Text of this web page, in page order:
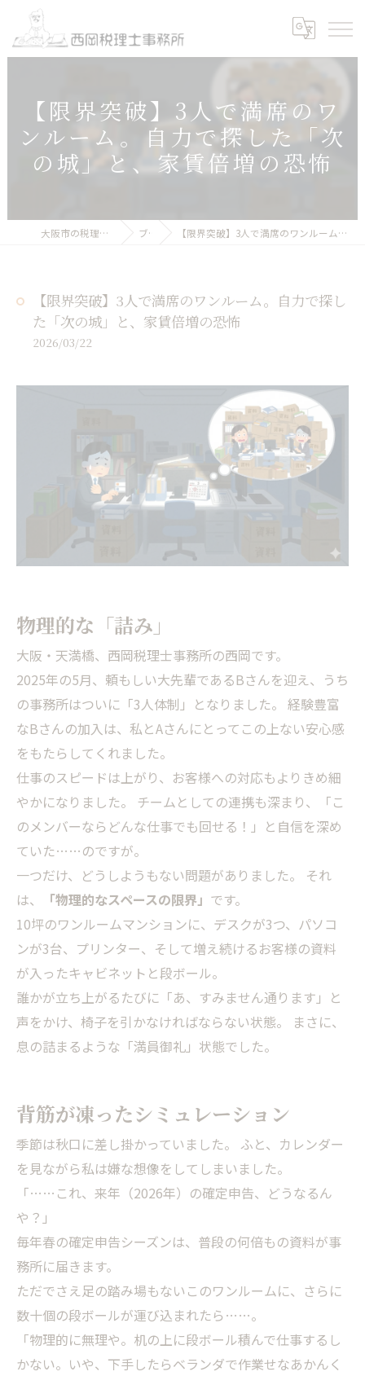
【限界突破】3人で満席のワ
ンルーム。自力で探した「次
の城」と、家賃倍増の恐怖
大阪市の税理士｜西岡税理士事務所 ブログ 【限界突破】3人で満席のワンルーム。自力で探した「次の城」と、家賃倍増の恐怖
【限界突破】3人で満席のワンルーム。自力で探し
た「次の城」と、家賃倍増の恐怖
2026/03/22
物理的な「詰み」
大阪・天満橋、西岡税理士事務所の西岡です。
2025年の5月、頼もしい大先輩であるBさんを迎え、うち
の事務所はついに「3人体制」となりました。 経験豊富
なBさんの加入は、私とAさんにとってこの上ない安心感
をもたらしてくれました。
仕事のスピードは上がり、お客様への対応もよりきめ細
やかになりました。 チームとしての連携も深まり、「こ
のメンバーならどんな仕事でも回せる！」と自信を深め
ていた……のですが。
一つだけ、どうしようもない問題がありました。 それ
は、
「物理的なスペースの限界」 です。
10坪のワンルームマンションに、デスクが3つ、パソコ
ンが3台、プリンター、そして増え続けるお客様の資料
が入ったキャビネットと段ボール。
誰かが立ち上がるたびに「あ、すみません通ります」と
声をかけ、椅子を引かなければならない状態。 まさに、
息の詰まるような「満員御礼」状態でした。
背筋が凍ったシミュレーション
季節は秋口に差し掛かっていました。 ふと、カレンダー
を見ながら私は嫌な想像をしてしまいました。
「……これ、来年（2026年）の確定申告、どうなるん
や？」
毎年春の確定申告シーズンは、普段の何倍もの資料が事
務所に届きます。
ただでさえ足の踏み場もないこのワンルームに、さらに
数十個の段ボールが運び込まれたら……。
「物理的に無理や。机の上に段ボール積んで仕事するし
かない。いや、下手したらベランダで作業せなあかんく